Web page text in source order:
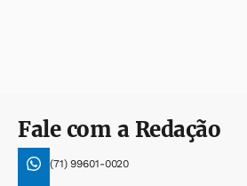
Fale com a Redação
(71) 99601-0020